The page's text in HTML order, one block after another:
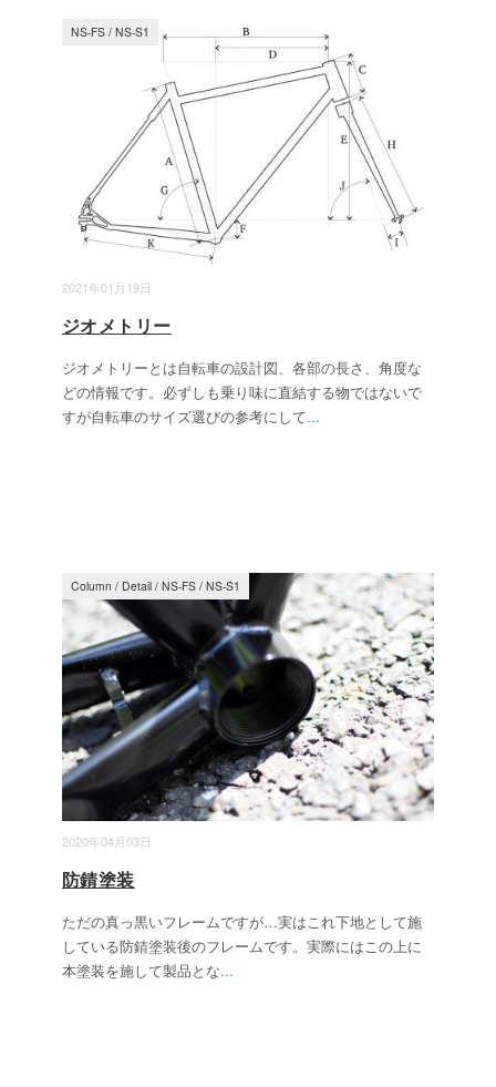
2021年01月19日
NS-FS / NS-S1
ジオメトリー
ジオメトリーとは自転車の設計図、各部の長さ、角度な
どの情報です。必ずしも乗り味に直結する物ではないで
すが自転車のサイズ選びの参考にして...
2020年04月03日
Column / Detail / NS-FS / NS-S1
防錆塗装
ただの真っ黒いフレームですが…実はこれ下地として施
している防錆塗装後のフレームです。実際にはこの上に
本塗装を施して製品とな...